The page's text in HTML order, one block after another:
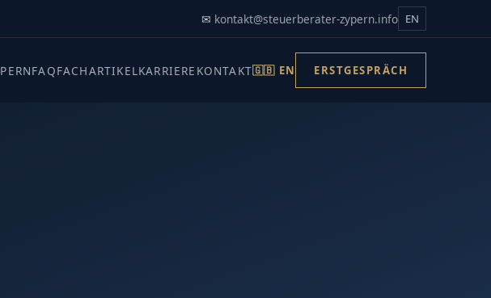
✉ kontakt@steuerberater-zypern.info EN
FAQFACHARTIKELKARRIERE KONTAKT🇬🇧 EN ERSTGESPRÄCH